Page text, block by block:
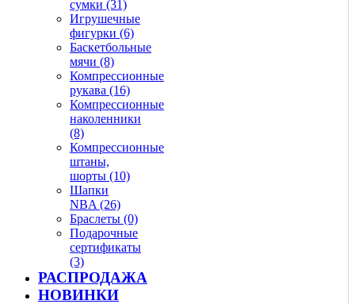
сумки (31)
Игрушечные
фигурки (6)
Баскетбольные
мячи (8)
Компрессионные
рукава (16)
Компрессионные
наколенники
(8)
Компрессионные
штаны,
шорты (10)
Шапки
NBA (26)
Браслеты (0)
Подарочные
сертификаты
(3)
РАСПРОДАЖА
НОВИНКИ